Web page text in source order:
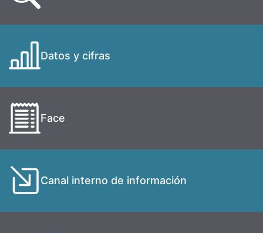
Datos y cifras
Face
Canal interno de información